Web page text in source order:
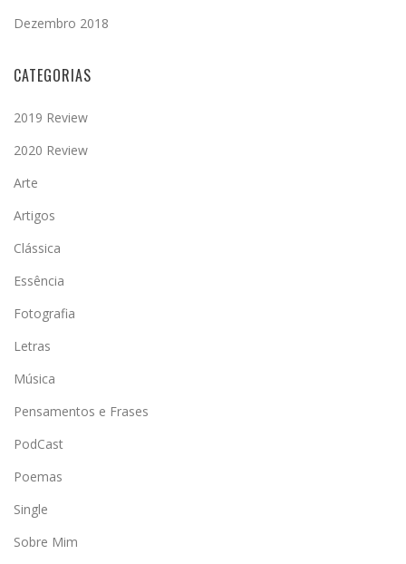
Dezembro 2018
CATEGORIAS
2019 Review
2020 Review
Arte
Artigos
Clássica
Essência
Fotografia
Letras
Música
Pensamentos e Frases
PodCast
Poemas
Single
Sobre Mim